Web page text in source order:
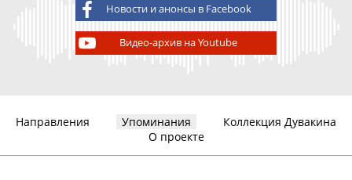
Новости и анонсы в Facebook
Видео-архив на Youtube
Направления Упоминания
Коллекция Дувакина
О проекте